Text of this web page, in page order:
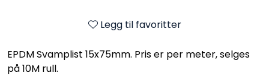
Legg til favoritter
EPDM Svamplist 15x75mm. Pris er per meter, selges
på 10M rull.